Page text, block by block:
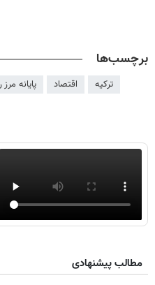
برچسب‌ها
ترکیه اقتصاد پایانه مرز
مطالب پیشنهادی